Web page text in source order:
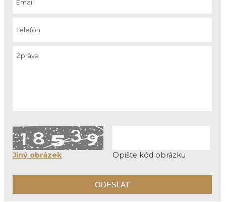
Jiný obrázek Opište kód obrázku